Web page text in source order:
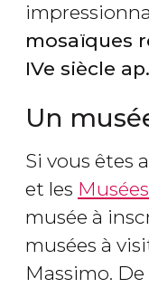
mosaïques
IVe siècle
Un
Si vous êtes
et les
musée à
musées à
Massimo. De